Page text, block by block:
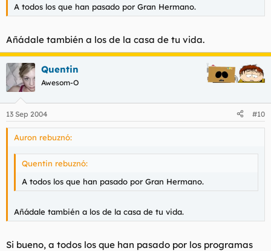
A todos los que han pasado por Gran Hermano.
Añádale también a los de la casa de tu vida.
Quentin
Awesom-O
13 Sep 2004 #10
Auron rebuznó:
Quentin rebuznó:
A todos los que han pasado por Gran Hermano.
Añádale también a los de la casa de tu vida.
Si bueno, a todos los que han pasado por los programas